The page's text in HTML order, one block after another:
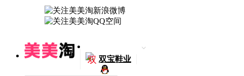
双 双宝鞋业